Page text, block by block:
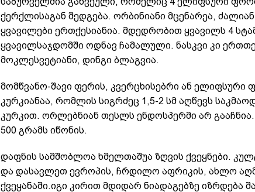
ქერქლისაგან შედგება. ორბინიანი მცენარეა,
ყვავილები ერთქესიანია. მდედრობით ყვავილს 4
ყვავილსაჯდომში ოდნავ ჩამალული. ნასკვი კი
მოკლესვეტიანი, დინგი ბლაგვია.
მომწვანო-შავი ფერის, კვერცხისებრი ან ელიფსური
კურკიანაა, რომლის სიგრძეც 1,5-2 სმ აღწევს
კურკით. ორლებნიან თესლს ენდოსპერმი არ
500 გრამს იწონის.
დაფნის სამშობლოა ხმელთაშუა ზღვის ქვეყნები.
და დასავლეთ ევროპის, ჩრდილო აფრიკის, ახლო
ქვეყანაში.იგი კირით მდიდარ ნიადაგებზე იზრდება